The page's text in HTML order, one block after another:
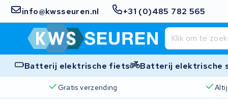
info@kwsseuren.nl +31 (0)485 782 565
Batterij elektrische fiets Batterij elektrische
Gratis verzending